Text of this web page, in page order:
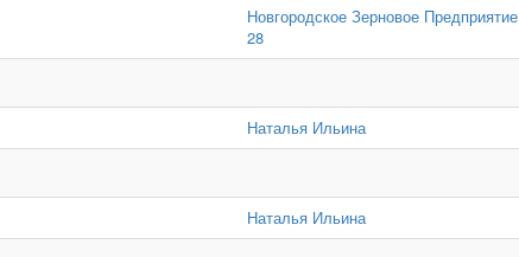
Новгородское Зерновое Предприятие
28
Наталья Ильина
Наталья Ильина